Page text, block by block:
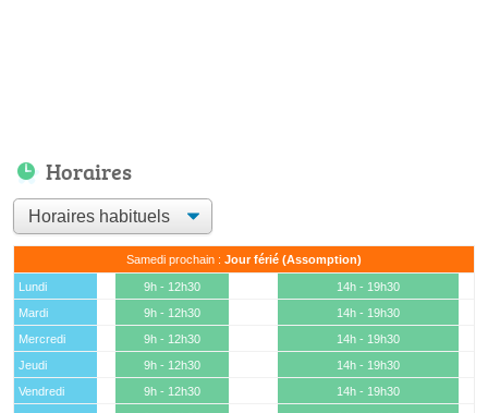
Horaires
Samedi prochain : Jour férié (Assomption)
Lundi 9h - 12h30
14h - 19h30
Mardi
9h - 12h30
14h - 19h30
Mercredi
9h - 12h30
14h - 19h30
Jeudi
9h - 12h30
14h - 19h30
Vendredi
9h - 12h30
14h - 19h30